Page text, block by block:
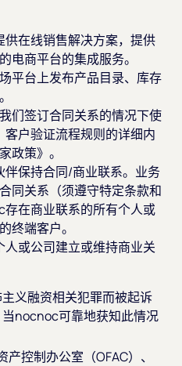
在线销售解决方案，提供
电商平台的集成服务。
平台上发布产品目录、库存
们签订合同关系的情况下使
户验证流程规则的详细内
政策》。
保持合同/商业联系。业务
同关系（须遵守特定条款和
在商业联系的所有个人或
终端客户。
或公司建立或维持商业关
义融资相关犯罪而被起诉
nocnoc可靠地获知此情况
控制办公室（OFAC）、